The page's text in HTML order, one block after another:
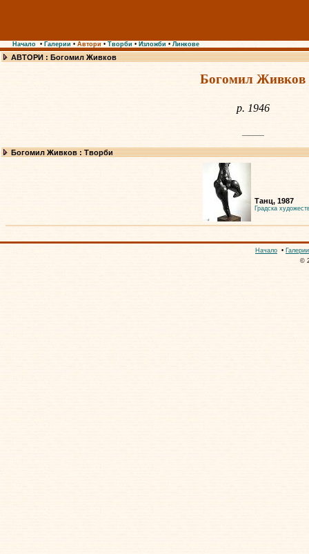
Начало • Галерии • Автори • Творби • Изложби • Линкове
АВТОРИ : Богомил Живков
Богомил Живков
р. 1946
Богомил Живков : Творби
Танц, 1987
Градска
Начало • Галерии
©